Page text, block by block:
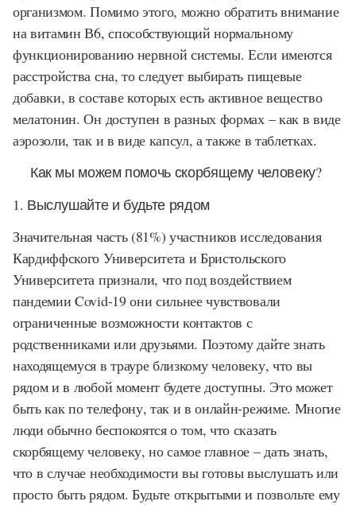
организмом. Помимо этого, можно обратить внимание
на витамин В6, способствующий нормальному
функционированию нервной системы. Если имеются
расстройства сна, то следует выбирать пищевые
добавки, в составе которых есть активное вещество
мелатонин. Он доступен в разных формах – как в виде
аэрозоли, так и в виде капсул, а также в таблетках.
Как мы можем помочь скорбящему человеку?
1. Выслушайте и будьте рядом
Значительная часть (81%) участников исследования
Кардиффского Университета и Бристольского
Университета признали, что под воздействием
пандемии Covid-19 они сильнее чувствовали
ограниченные возможности контактов с
родственниками или друзьями. Поэтому дайте знать
находящемуся в трауре близкому человеку, что вы
рядом и в любой момент будете доступны. Это может
быть как по телефону, так и в онлайн-режиме. Многие
люди обычно беспокоятся о том, что сказать
скорбящему человеку, но самое главное – дать знать,
что в случае необходимости вы готовы выслушать или
просто быть рядом. Будьте открытыми и позвольте ему